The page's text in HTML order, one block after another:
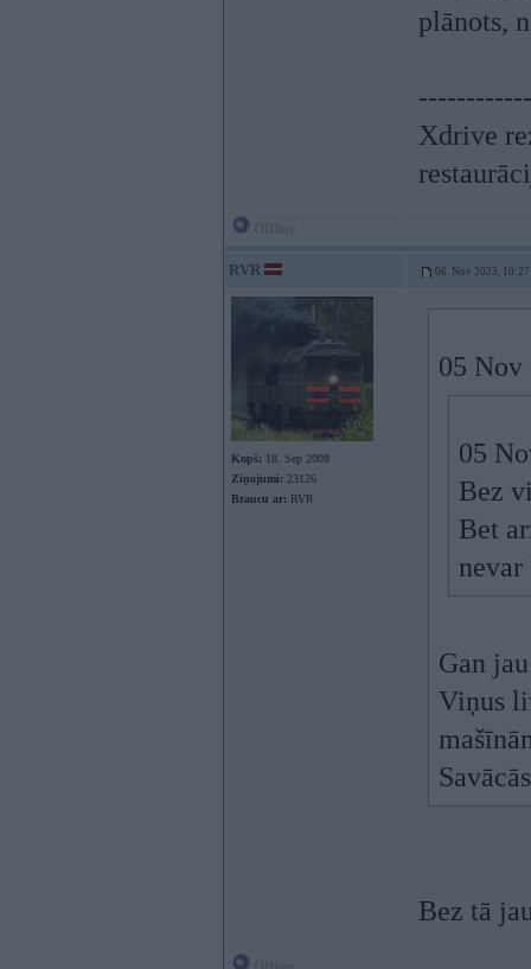
plānots,
Xdrive
RVR 06. Nov 2023, 10:27
Kopš: 18. Sep 2008
Ziņojumi: 23126
Braucu ar: RVR
05
05
Bez
Bet
Gan
Viņus
Bez tā